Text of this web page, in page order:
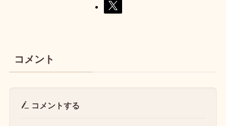
コメント
コメントする